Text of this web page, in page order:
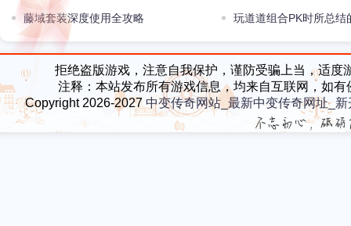
强法师神兵魔24血饮
套装通云套装
藤域套装深度使用全攻略 玩道道组合PK时所总结
拒绝盗版游戏，注意自我保护，谨防受骗上当，适
注释：本站发布所有游戏信息，均来自互联网，如
Copyright 2026-2027 中变传奇网站_最新中变传奇网址_